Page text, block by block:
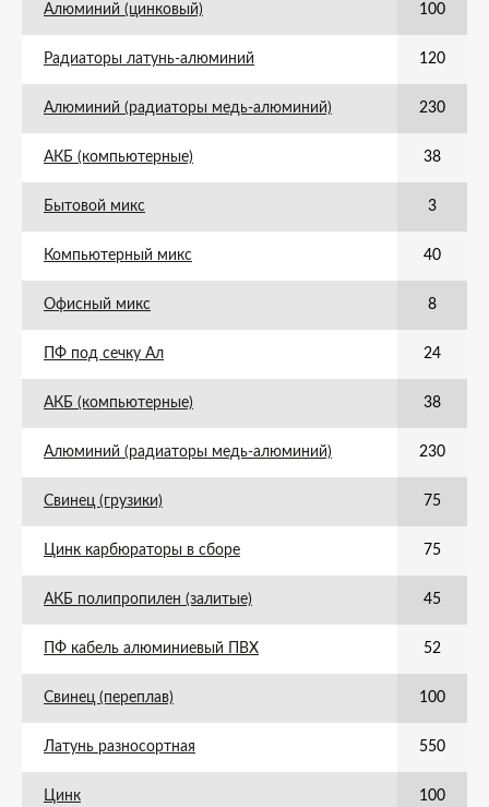
Алюминий (цинковый) 100
Радиаторы латунь-алюминий 120
Алюминий (радиаторы медь-алюминий) 230
АКБ (компьютерные) 38
Бытовой микс 3
Компьютерный микс 40
Офисный микс 8
ПФ под сечку Ал 24
АКБ (компьютерные) 38
Алюминий (радиаторы медь-алюминий) 230
Свинец (грузики) 75
Цинк карбюраторы в сборе 75
АКБ полипропилен (залитые) 45
ПФ кабель алюминиевый ПВХ 52
Свинец (переплав) 100
Латунь разносортная 550
Цинк 100